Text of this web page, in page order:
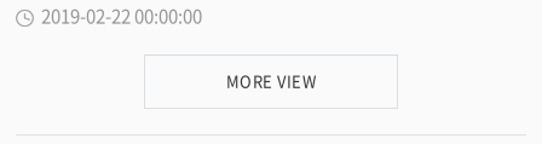
담실에서 ‘2019년도 영상정보처리기기 운영위원회’를 열고 CCTV통합관제센
2019-02-22 00:00:00
MORE VIEW